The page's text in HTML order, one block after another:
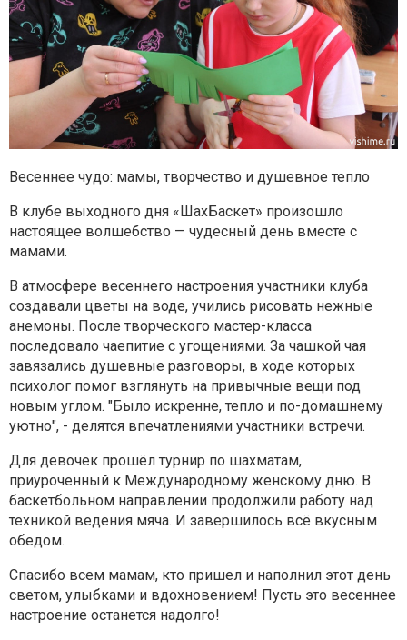
Весеннее чудо: мамы, творчество и душевное тепло
В клубе выходного дня «ШахБаскет» произошло
настоящее волшебство — чудесный день вместе с
мамами.
В атмосфере весеннего настроения участники клуба
создавали цветы на воде, учились рисовать нежные
анемоны. После творческого мастер-класса
последовало чаепитие с угощениями. За чашкой чая
завязались душевные разговоры, в ходе которых
психолог помог взглянуть на привычные вещи под
новым углом. "Было искренне, тепло и по-домашнему
уютно", - делятся впечатлениями участники встречи.
Для девочек прошёл турнир по шахматам,
приуроченный к Международному женскому дню. В
баскетбольном направлении продолжили работу над
техникой ведения мяча. И завершилось всё вкусным
обедом.
Спасибо всем мамам, кто пришел и наполнил этот день
светом, улыбками и вдохновением! Пусть это весеннее
настроение останется надолго!